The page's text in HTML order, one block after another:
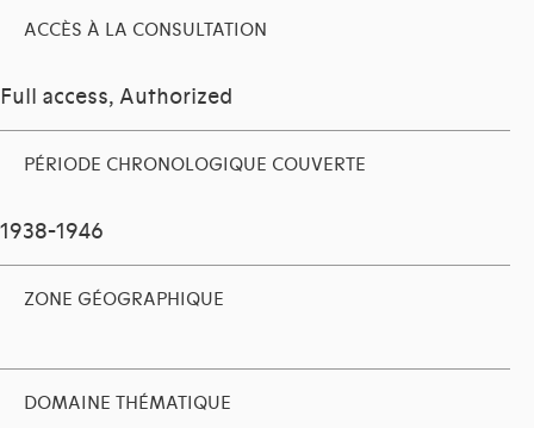
ACCÈS À LA CONSULTATION
Full access, Authorized
PÉRIODE CHRONOLOGIQUE COUVERTE
1938-1946
ZONE GÉOGRAPHIQUE
DOMAINE THÉMATIQUE